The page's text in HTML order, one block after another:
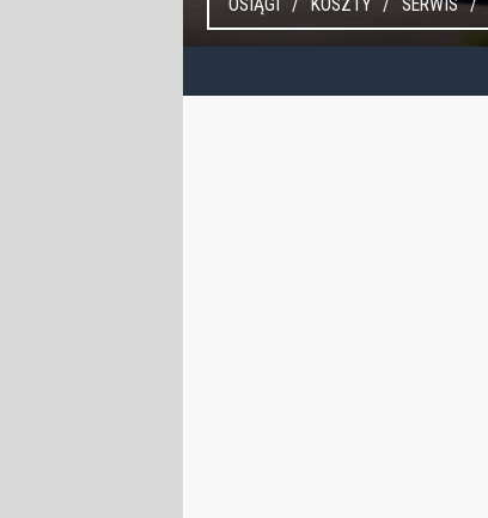
OSIĄGI KOSZTY SERWIS